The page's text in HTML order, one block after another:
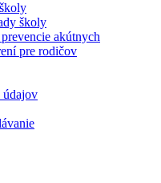
školy
akútnych
pre rodičov
údajov